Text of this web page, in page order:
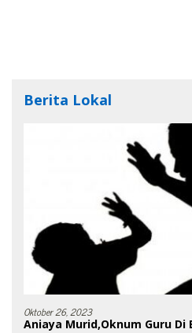
Berita Lokal
Oktober 26, 2023
Aniaya Murid,Oknum Guru Di